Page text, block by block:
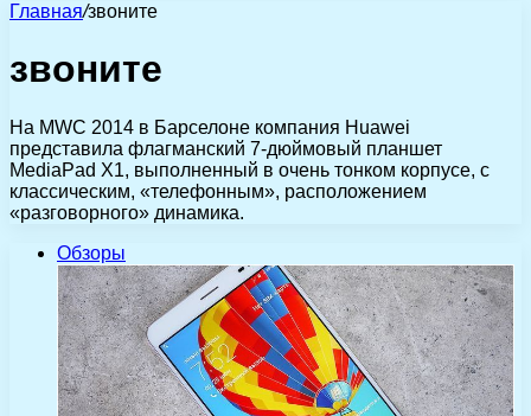
Главная/звоните
звоните
На MWC 2014 в Барселоне компания Huawei
представила флагманский 7-дюймовый планшет
MediaPad X1, выполненный в очень тонком корпусе, с
классическим, «телефонным», расположением
«разговорного» динамика.
Обзоры